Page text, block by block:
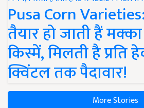
Pusa Corn
तैयार हो जाती हैं
किस्में, मिलती है प्रति
क्विंटल तक पैदावार!
More Stories